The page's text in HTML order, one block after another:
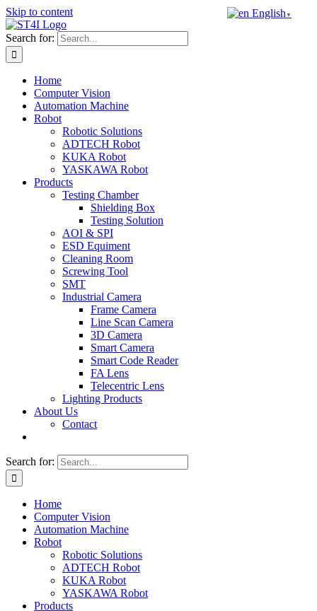
Skip to content
Search for:
Home
Computer Vision
Automation Machine
Robot
Robotic Solutions
ADTECH Robot
KUKA Robot
YASKAWA Robot
Products
Testing Chamber
Shielding Box
Testing Solution
AOI & SPI
ESD Equiment
Cleaning Room
Screwing Tool
SMT
Industrial Camera
Frame Camera
Line Scan Camera
3D Camera
Smart Camera
Smart Code Reader
FA Lens
Telecentric Lens
Lighting Products
About Us
Contact
Search for:
Home
Computer Vision
Automation Machine
Robot
Robotic Solutions
ADTECH Robot
KUKA Robot
YASKAWA Robot
Products
English ▼